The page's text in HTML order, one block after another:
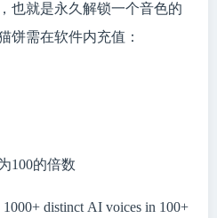
也就是永久解锁一个音色的
饼需在软件内充值：
100的倍数
distinct AI voices in 100+